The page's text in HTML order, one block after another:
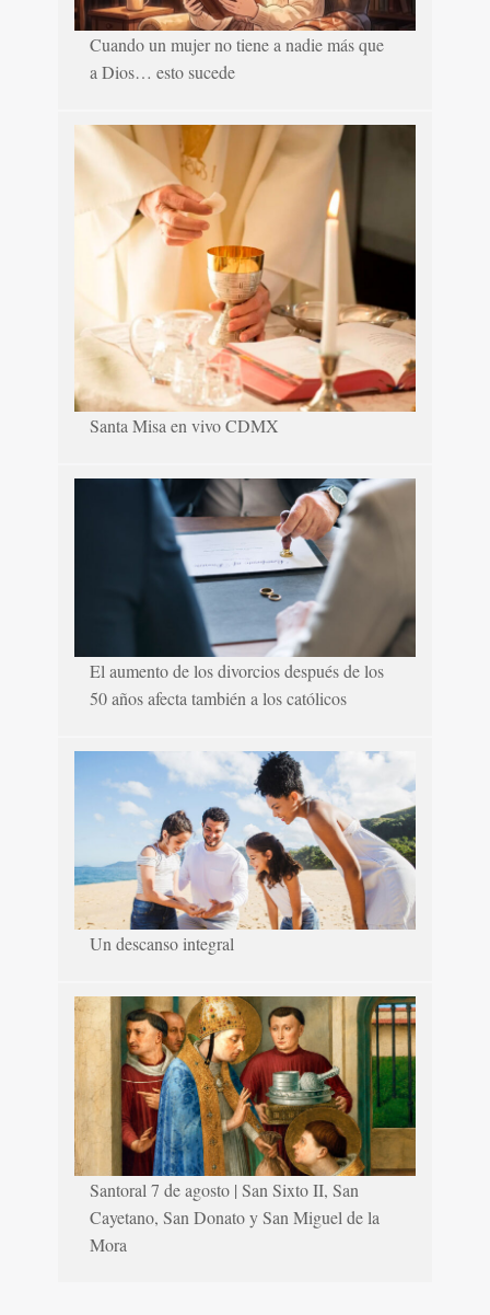
Cuando un mujer no tiene a nadie más que
a Dios… esto sucede
Santa Misa en vivo CDMX
El aumento de los divorcios después de los
50 años afecta también a los católicos
Un descanso integral
Santoral 7 de agosto | San Sixto II, San
Cayetano, San Donato y San Miguel de la
Mora